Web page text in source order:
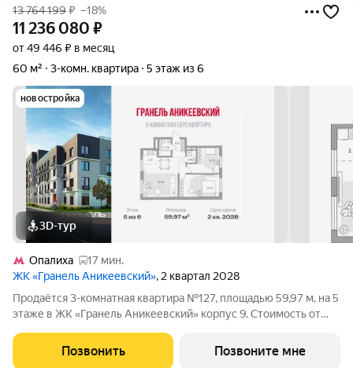
13 764 199₽ –18%
11 236 080 ₽
от 49 446 ₽ в месяц
60 м²
3-комн. квартира 5 этаж из 6
новостройка
3D-тур
Опалиха
17 мин.
ЖК «Гранель Аникеевский», 2 квартал 2028
Продаётся 3-комнатная квартира №127, площадью 59,97 м, на 5
этаже в ЖК «Гранель Аникеевский» корпус 9. Стоимость от
окна во двор. Проект расположился в экологически чистом
районе Подмосковья
Позвонить Позвоните мне